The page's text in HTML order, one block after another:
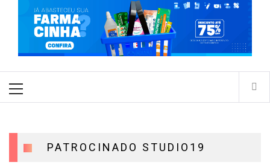
Menu
PATROCINADO STUDIO19